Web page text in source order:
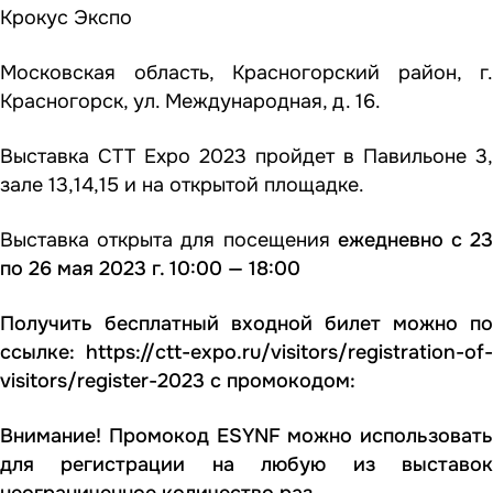
Крокус Экспо
Московская область, Красногорский район, г.
Красногорск, ул. Международная, д. 16.
Выставка CTT Expo 2023 пройдет в Павильоне 3,
зале 13,14,15 и на открытой площадке.
Выставка открыта для посещения ежедневно с 23
по 26 мая 2023 г. 10:00 — 18:00
Получить бесплатный входной билет можно по
ссылке: https://ctt-expo.ru/visitors/registration-of-
visitors/register-2023 с промокодом:
Внимание! Промокод ESYNF можно использовать
для регистрации на любую из выставок